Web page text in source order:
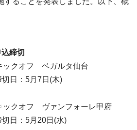
締切
ックオフ ベガルタ仙台
日：5月7日(木)
ックオフ ヴァンフォーレ甲府
日：5月20日(水)